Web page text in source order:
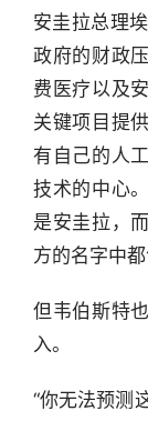
行
安圭拉总理
政府的财政
费医疗以及
关键项目提
有自己的人
技术的中心
是安圭拉，
方的名字中都
但韦伯斯特
入。
“你无法预测